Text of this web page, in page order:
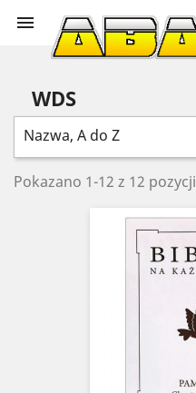

WDS
Nazwa, A do Z
Pokazano 1-12 z 12 pozycji